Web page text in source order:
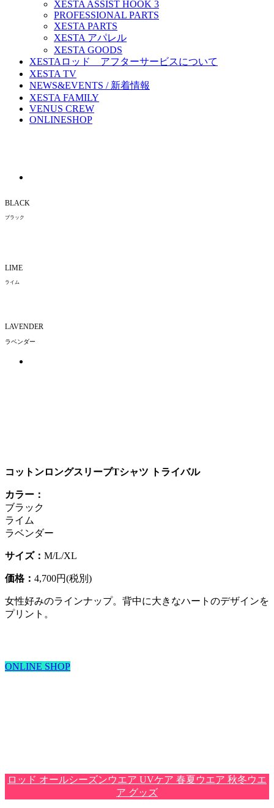
XESTA ASSIST HOOK 3
PROFESSIONAL PARTS
XESTA PARTS
XESTA アパレル
XESTA GOODS
XESTAロッド アフターサービスについて
XESTA TV
NEWS&EVENTS / 新着情報
XESTA FAMILY
VENUS CREW
ONLINESHOP
BLACK
ブラック
LIME
ライム
LAVENDER
ラベンダー
コットンロングスリーブTシャツ トライバル
カラー：
ブラック
ライム
ラベンダー
サイズ： M/L/XL
価格： 4,700円(税別)
女性好みのラインナップ。背中に大きなハートのデザインを
プリント。
ONLINE SHOP
ロッド オールシーズンウエア UVケア 春夏ウエア 秋冬ウエ
ア グッズ